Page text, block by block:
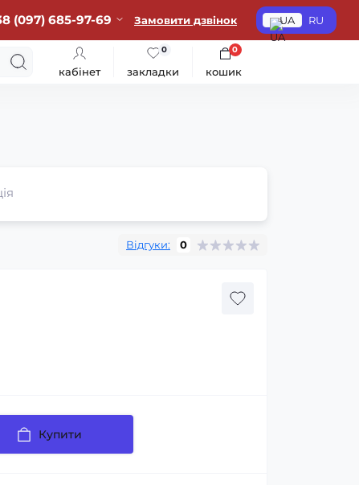
(097) 685-97-69 Замовити дзвінок UA RU
кабінет закладки
0
кошик
0
Відгуки: 0
Купити